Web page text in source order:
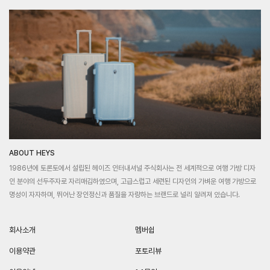
ABOUT HEYS
1986년에 토론토에서 설립된 헤이즈 인터내셔널 주식회사는 전 세계적으로 여행 가방 디자
인 분야의 선두주자로 자리매김하였으며, 고급스럽고 세련된 디자인의 가벼운 여행 가방으로
명성이 자자하며, 뛰어난 장인정신과 품질을 자랑하는 브랜드로 널리 알려져 있습니다.
회사소개
이용약관
멤버쉽
포토리뷰